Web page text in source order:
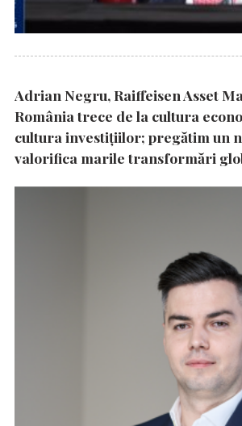
Adrian Negru, Raiffeisen Asset
România trece de la cultura
cultura investițiilor; pregătim un
valorifica marile transformări